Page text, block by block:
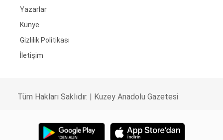
Yazarlar
Künye
Gizlilik Politikası
İletişim
Tüm Hakları Saklıdır. | Kuzey Anadolu Gazetesi